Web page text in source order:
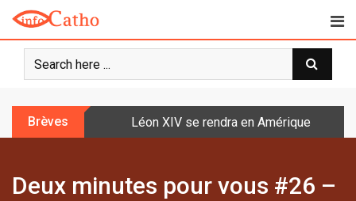
o
Brèves Léon XIV se rendra en Amérique latine à
Deux minutes pour vous #26 –